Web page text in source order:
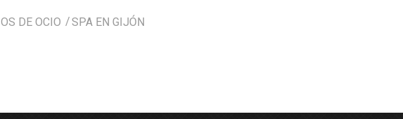
DE OCIO SPA EN GIJÓN